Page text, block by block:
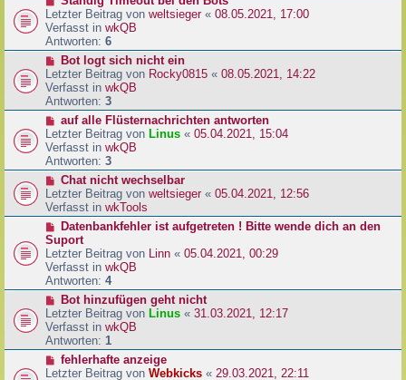
g
B
e
i
t
a
g
e
u
e
r
B
e
i
t
a
g
Letzter Beitrag von weltsieger« 08.05.2021, 17:00
Verfasst in wkQB
Antworten: 6
N
e
u
e
r
B
e
i
t
a
g
Bot logt sich nicht ein
Letzter Beitrag von Rocky0815 « 08.05.2021, 14:22
Verfasst in wkQB
Antworten: 3
N
e
u
e
r
B
e
i
r
a
g
auf alle Flüsternachrichten antworten
Letzter Beitrag von Linus « 05.04.2021, 15:04
Verfasst in wkQB
Antworten: 3
N
e
u
e
B
e
i
t
a
g
Chat nicht wechselbar
Letzter Beitrag von weltsieger « 05.04.2021, 12:56
Verfasst in wkTools
N
e
u
e
r
B
e
i
t
r
a
g
Datenbankfehler ist aufgetreten ! Bitte wende dich an den
Suport
Letzter Beitrag von Linn « 05.04.2021, 00:29
Verfasst in wkQB
Antworten: 4
N
e
u
e
r
B
Bot hinzufügen geht nicht
Letzter Beitrag von Linus « 31.03.2021, 12:17
Verfasst in wkQB
Antworten: 1
N
e
fehlerhafte anzeige
Letzter Beitrag von Webkicks « 29.03.2021, 22:11